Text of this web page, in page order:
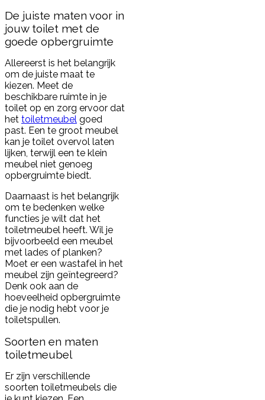
De juiste maten voor in
jouw toilet met de
goede opbergruimte
Allereerst is het belangrijk
om de juiste maat te
kiezen. Meet de
beschikbare ruimte in je
toilet op en zorg ervoor dat
het toiletmeubel goed
past. Een te groot meubel
kan je toilet overvol laten
lijken, terwijl een te klein
meubel niet genoeg
opbergruimte biedt.
Daarnaast is het belangrijk
om te bedenken welke
functies je wilt dat het
toiletmeubel heeft. Wil je
bijvoorbeeld een meubel
met lades of planken?
Moet er een wastafel in het
meubel zijn geïntegreerd?
Denk ook aan de
hoeveelheid opbergruimte
die je nodig hebt voor je
toiletspullen.
Soorten en maten
toiletmeubel
Er zijn verschillende
soorten toiletmeubels die